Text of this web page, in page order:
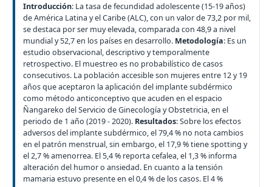
Introducción: La tasa de fecundidad adolescente (15-19 años)
de América Latina y el Caribe (ALC), con un valor de 73,2 por mil,
se destaca por ser muy elevada, comparada con 48,9 a nivel
mundial y 52,7 en los países en desarrollo. Metodología: Es un
estudio observacional, descriptivo y temporalmente
retrospectivo. El muestreo es no probabilístico de casos
consecutivos. La población accesible son mujeres entre 12 y 19
años que aceptaron la aplicación del implante subdérmico
como método anticonceptivo que acuden en el espacio
Ñangareko del Servicio de Ginecología y Obstetricia, en el
periodo de 1 año (2019 - 2020). Resultados: Sobre los efectos
adversos del implante subdérmico, el 79,4 % no nota cambios
en el patrón menstrual, sin embargo, el 17,9 % tiene spotting y
el 2,7 % amenorrea. El 5,4 % reporta cefalea, el 1,3 % informa
alteración del humor o ansiedad. En cuanto a la tensión
mamaria estuvo presente en el 0,4 % de los casos. El 4 %